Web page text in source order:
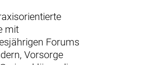
mit
Forums
Vorsorge